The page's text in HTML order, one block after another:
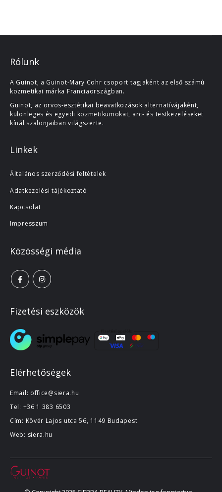
Rólunk
A Guinot, a Guinot-Mary Cohr csoport tagjaként az első számú
kozmetikai márka Franciaországban.
Guinot, az orvos-esztétikai beavatkozások alternatívájaként,
különleges és egyedi kozmetikumokat, arc- és testkezeléseket
kínál szalonjaiban világszerte.
Linkek
Általános szerződési feltételek
Adatkezelési tájékoztató
Kapcsolat
Impresszum
Közösségi média
Fizetési eszközök
Elérhetőségek
Email: office@siera.hu
Tel: +36 1 383 6503
Cím: Kövér Lajos utca 56, 1149 Budapest
Web: siera.hu